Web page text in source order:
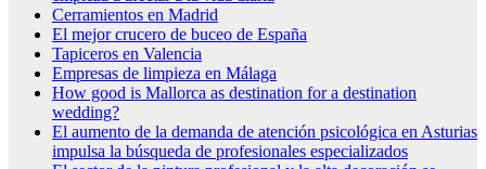
Cerramientos en Madrid
El mejor crucero de buceo de España
Tapiceros en Valencia
Empresas de limpieza en Málaga
How good is Mallorca as destination for a destination
wedding?
El aumento de la demanda de atención psicológica en Asturias
impulsa la búsqueda de profesionales especializados